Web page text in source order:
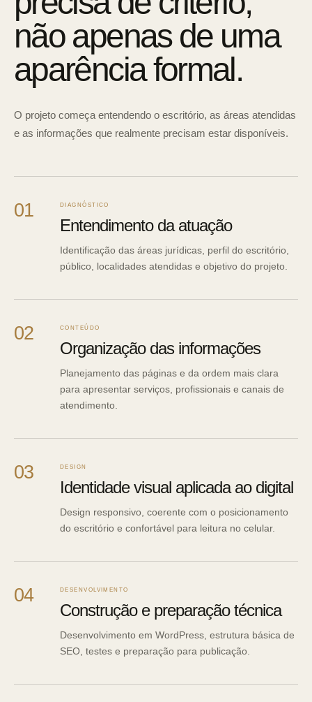
não apenas de uma
aparência formal.
O projeto começa entendendo o escritório, as áreas atendidas
e as informações que realmente precisam estar disponíveis.
01 DIAGNÓSTICO
Entendimento da atuação
Identificação das áreas jurídicas, perfil do escritório,
público, localidades atendidas e objetivo do projeto.
02 CONTEÚDO
Organização das informações
Planejamento das páginas e da ordem mais clara
para apresentar serviços, profissionais e canais de
atendimento.
03 DESIGN
Identidade visual aplicada ao digital
Design responsivo, coerente com o posicionamento
do escritório e confortável para leitura no celular.
04 DESENVOLVIMENTO
Construção e preparação técnica
Desenvolvimento em WordPress, estrutura básica de
SEO, testes e preparação para publicação.